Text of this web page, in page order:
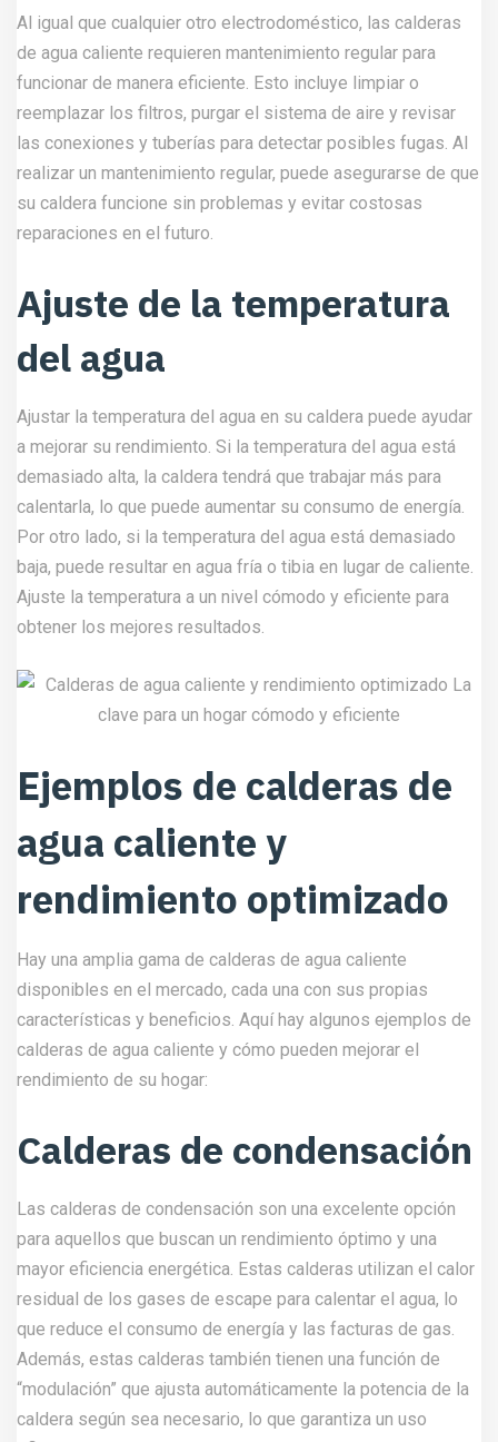
Al igual que cualquier otro electrodoméstico, las calderas
de agua caliente requieren mantenimiento regular para
funcionar de manera eficiente. Esto incluye limpiar o
reemplazar los filtros, purgar el sistema de aire y revisar
las conexiones y tuberías para detectar posibles fugas. Al
realizar un mantenimiento regular, puede asegurarse de que
su caldera funcione sin problemas y evitar costosas
reparaciones en el futuro.
Ajuste de la temperatura
del agua
Ajustar la temperatura del agua en su caldera puede ayudar
a mejorar su rendimiento. Si la temperatura del agua está
demasiado alta, la caldera tendrá que trabajar más para
calentarla, lo que puede aumentar su consumo de energía.
Por otro lado, si la temperatura del agua está demasiado
baja, puede resultar en agua fría o tibia en lugar de caliente.
Ajuste la temperatura a un nivel cómodo y eficiente para
obtener los mejores resultados.
Ejemplos de calderas de
agua caliente y
rendimiento optimizado
Hay una amplia gama de calderas de agua caliente
disponibles en el mercado, cada una con sus propias
características y beneficios. Aquí hay algunos ejemplos de
calderas de agua caliente y cómo pueden mejorar el
rendimiento de su hogar:
Calderas de condensación
Las calderas de condensación son una excelente opción
para aquellos que buscan un rendimiento óptimo y una
mayor eficiencia energética. Estas calderas utilizan el calor
residual de los gases de escape para calentar el agua, lo
que reduce el consumo de energía y las facturas de gas.
Además, estas calderas también tienen una función de
“modulación” que ajusta automáticamente la potencia de la
caldera según sea necesario, lo que garantiza un uso